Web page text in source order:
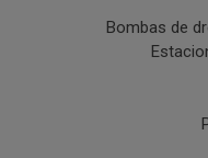
Bombas de